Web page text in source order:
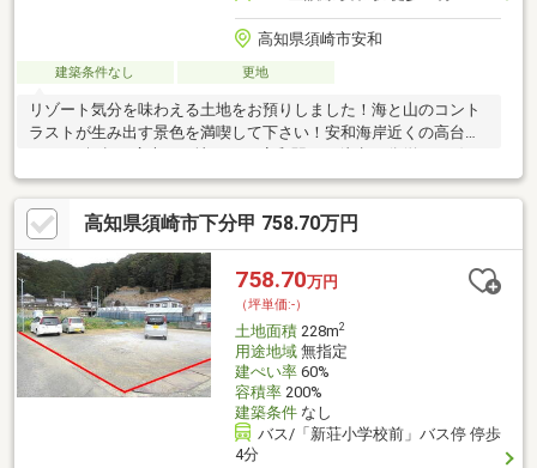
高知県須崎市安和
建築条件なし 更地
リゾート気分を味わえる土地をお預りしました！海と山のコント
ラストが生み出す景色を満喫して下さい！安和海岸近くの高台に
国道56号線まで車1分(約350m)、民家も点在していてポツンと一
軒家というほどではありません安和小学校が徒歩6分(約450m)に
あり、低学年のお子様でも安心な通学路です安和海水浴場は投げ
釣りスポットとしても有名ですこれだけ近いと毎日釣りに出かけ
られますね♪地震が心配な方でも安心の高台！津波、土砂ともにハ
ザード外です！広大な土地に夢の詰まったお家を建ててみません
か♪きっと贅沢な時間を過ごせるはずです
高知県須崎市下分甲 758.70万円
758.70万円
（坪単価:-）
土地面積228m2
用途地域無指定
建ぺい率60%
容積率200%
建築条件なし
バス/「新荘小学校前」バス停 停歩
4分